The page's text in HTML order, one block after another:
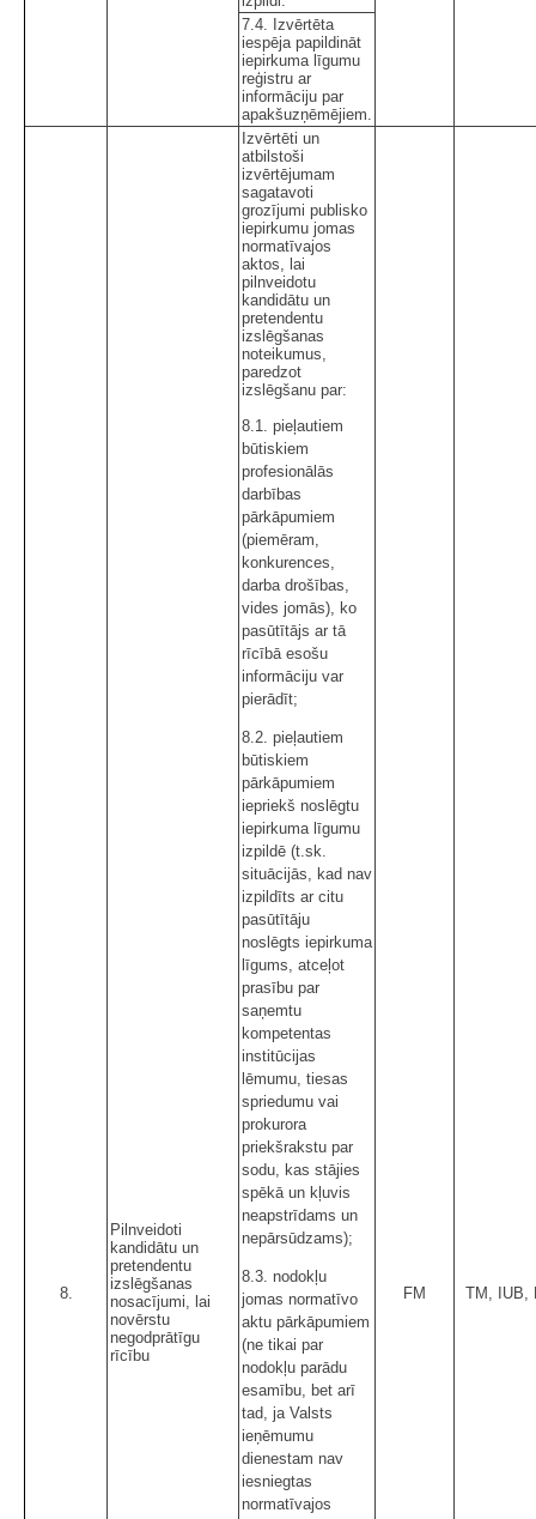
7.4. Izvērtēta
iespēja papildināt
iepirkuma līgumu
reģistru ar
informāciju par
apakšuzņēmējiem.
8.
Pilnveidoti
kandidātu un
pretendentu
izslēgšanas
nosacījumi, lai
novērstu
negodprātīgu
rīcību
Izvērtēti un
atbilstoši
izvērtējumam
sagatavoti
grozījumi publisko
iepirkumu jomas
normatīvajos
aktos, lai
pilnveidotu
kandidātu un
pretendentu
izslēgšanas
noteikumus,
paredzot
izslēgšanu par:
8.1. pieļautiem
būtiskiem
profesionālās
darbības
pārkāpumiem
(piemēram,
konkurences,
darba drošības,
vides jomās), ko
pasūtītājs ar tā
rīcībā esošu
informāciju var
pierādīt;
8.2. pieļautiem
būtiskiem
pārkāpumiem
iepriekš noslēgtu
iepirkuma līgumu
izpildē (t.sk.
situācijās, kad nav
izpildīts ar citu
pasūtītāju
noslēgts iepirkuma
līgums, atceļot
prasību par
saņemtu
kompetentas
institūcijas
lēmumu, tiesas
spriedumu vai
prokurora
priekšrakstu par
sodu, kas stājies
spēkā un kļuvis
neapstrīdams un
nepārsūdzams);
8.3. nodokļu
jomas normatīvo
aktu pārkāpumiem
(ne tikai par
nodokļu parādu
esamību, bet arī
tad, ja Valsts
ieņēmumu
dienestam nav
iesniegtas
normatīvajos
FM TM, IUB,